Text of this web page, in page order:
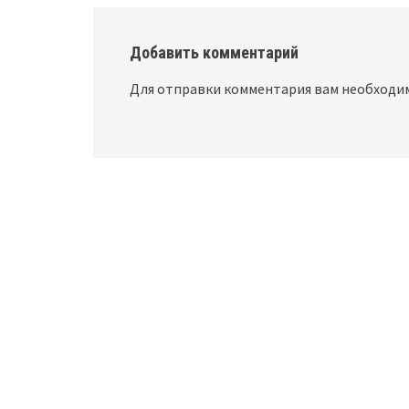
Добавить комментарий
Для отправки комментария вам